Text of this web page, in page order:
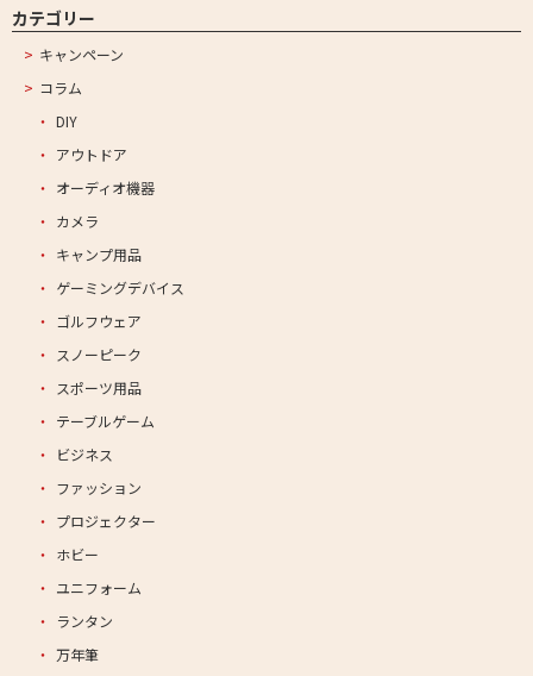
カテゴリー
キャンペーン
コラム
DIY
アウトドア
オーディオ機器
カメラ
キャンプ用品
ゲーミングデバイス
ゴルフウェア
スノーピーク
スポーツ用品
テーブルゲーム
ビジネス
ファッション
プロジェクター
ホビー
ユニフォーム
ランタン
万年筆